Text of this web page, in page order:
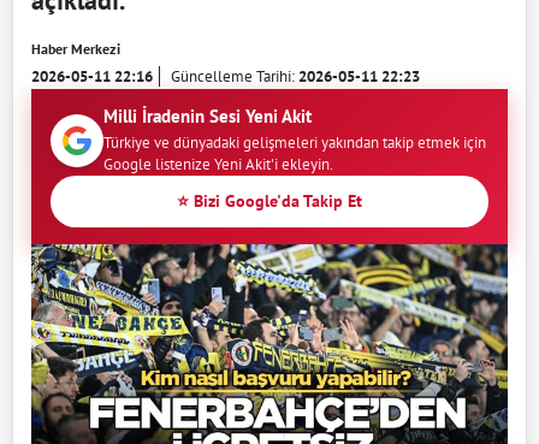
Haber Merkezi
2026-05-11 22:16 Güncelleme Tarihi:2026-05-11 22:23
Milli İradenin Sesi Yeni Akit
Türkiye ve dünyadaki gelişmeleri yakından takip etmek için
Google listenize Yeni Akit'i ekleyin.
⭐ Bizi Google'da Takip Et